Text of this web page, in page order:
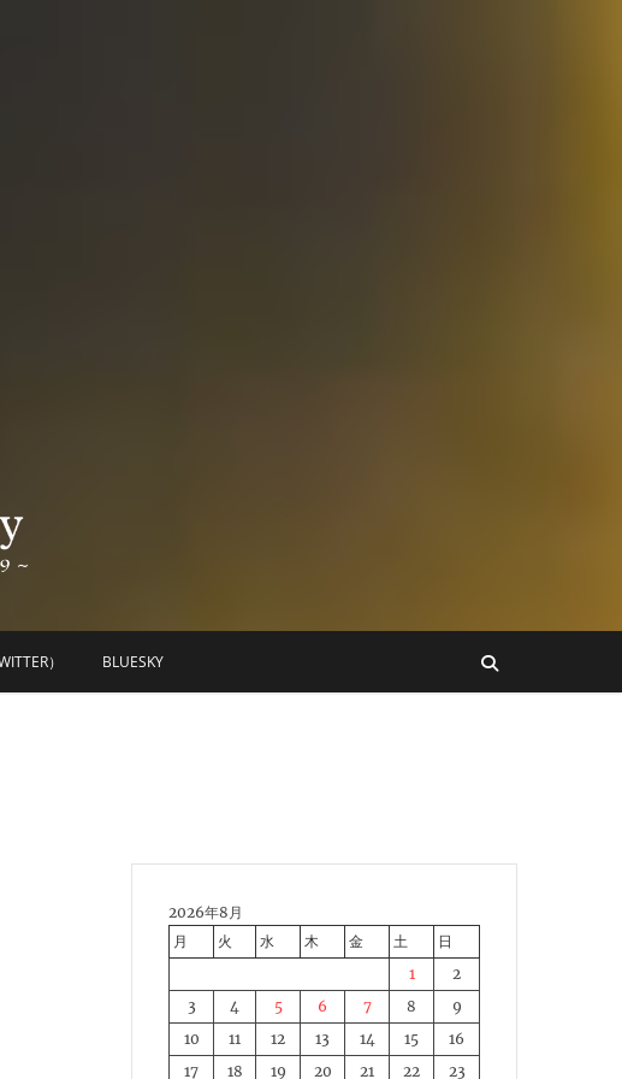
） BLUESKY
2026年8月
月
火 水 木 金 土
日
1
2
3
4 5 6 7 8
9
10
11 12 13 14 15
16
17
18 19 20 21 22
23